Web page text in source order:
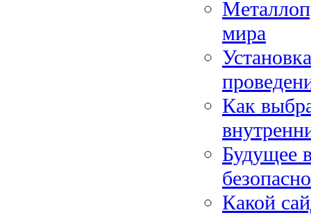
мира
Как
Будущее
Какой